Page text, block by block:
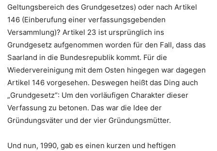
Geltungsbereich des Grundgesetzes) oder nach Artikel
146 (Einberufung einer verfassungsgebenden
Versammlung)? Artikel 23 ist ursprünglich ins
Grundgesetz aufgenommen worden für den Fall, dass das
Saarland in die Bundesrepublik kommt. Für die
Wiedervereinigung mit dem Osten hingegen war dagegen
Artikel 146 vorgesehen. Deswegen heißt das Ding auch
„Grundgesetz“: Um den vorläufigen Charakter dieser
Verfassung zu betonen. Das war die Idee der
Gründungsväter und der vier Gründungsmütter.
Und nun, 1990, gab es einen kurzen und heftigen